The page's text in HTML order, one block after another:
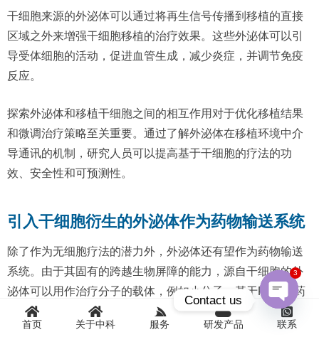
干细胞来源的外泌体可以通过将再生信号传播到移植的直接
区域之外来增强干细胞移植的治疗效果。这些外泌体可以引
导受体细胞的活动，促进血管生成，减少炎症，并调节免疫
反应。
探索外泌体和移植干细胞之间的相互作用对于优化移植结果
和微调治疗策略至关重要。通过了解外泌体在移植环境中介
导通讯的机制，研究人员可以提高基于干细胞的疗法的功
效、安全性和可预测性。
引入干细胞衍生的外泌体作为药物输送系统
除了作为无细胞疗法的潜力外，外泌体还有望作为药物输送
系统。由于其固有的跨越生物屏障的能力，源自干细胞的外
泌体可以用作治疗分子的载体，例如小分子、基于RNA的药
物或基因疗法。
首页 关于中科 服务 研发产品 联系
Contact us
Open
3